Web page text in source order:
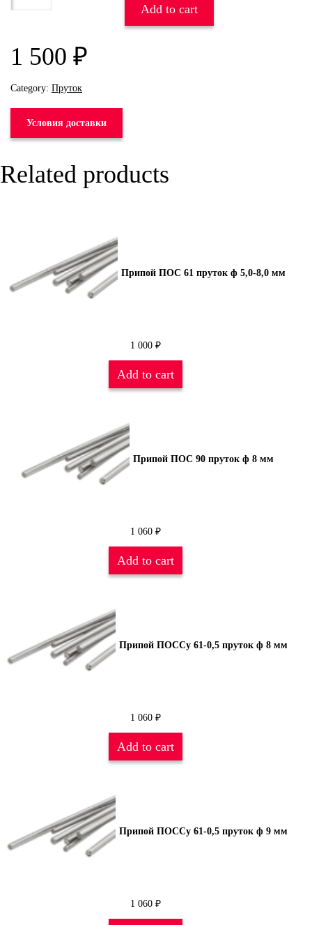
1 500 ₽
Add to cart
Category: Пруток
Условия доставки
Related products
Припой ПОС 61 пруток ф 5,0-8,0 мм
1 000 ₽
Add to cart
Припой ПОС 90 пруток ф 8 мм
1 060 ₽
Add to cart
Припой ПОССу 61-0,5 пруток ф 8 мм
1 060 ₽
Add to cart
Припой ПОССу 61-0,5 пруток ф 9 мм
1 060 ₽